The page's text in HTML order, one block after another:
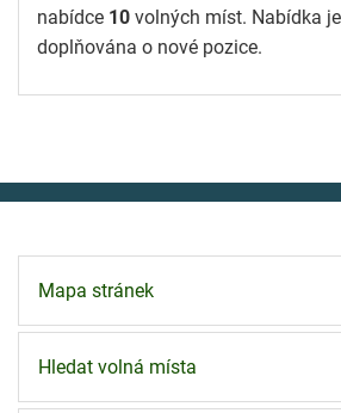
nabídce 10 volných míst. Nabídka
doplňována o nové pozice.
Mapa stránek
Hledat volná místa